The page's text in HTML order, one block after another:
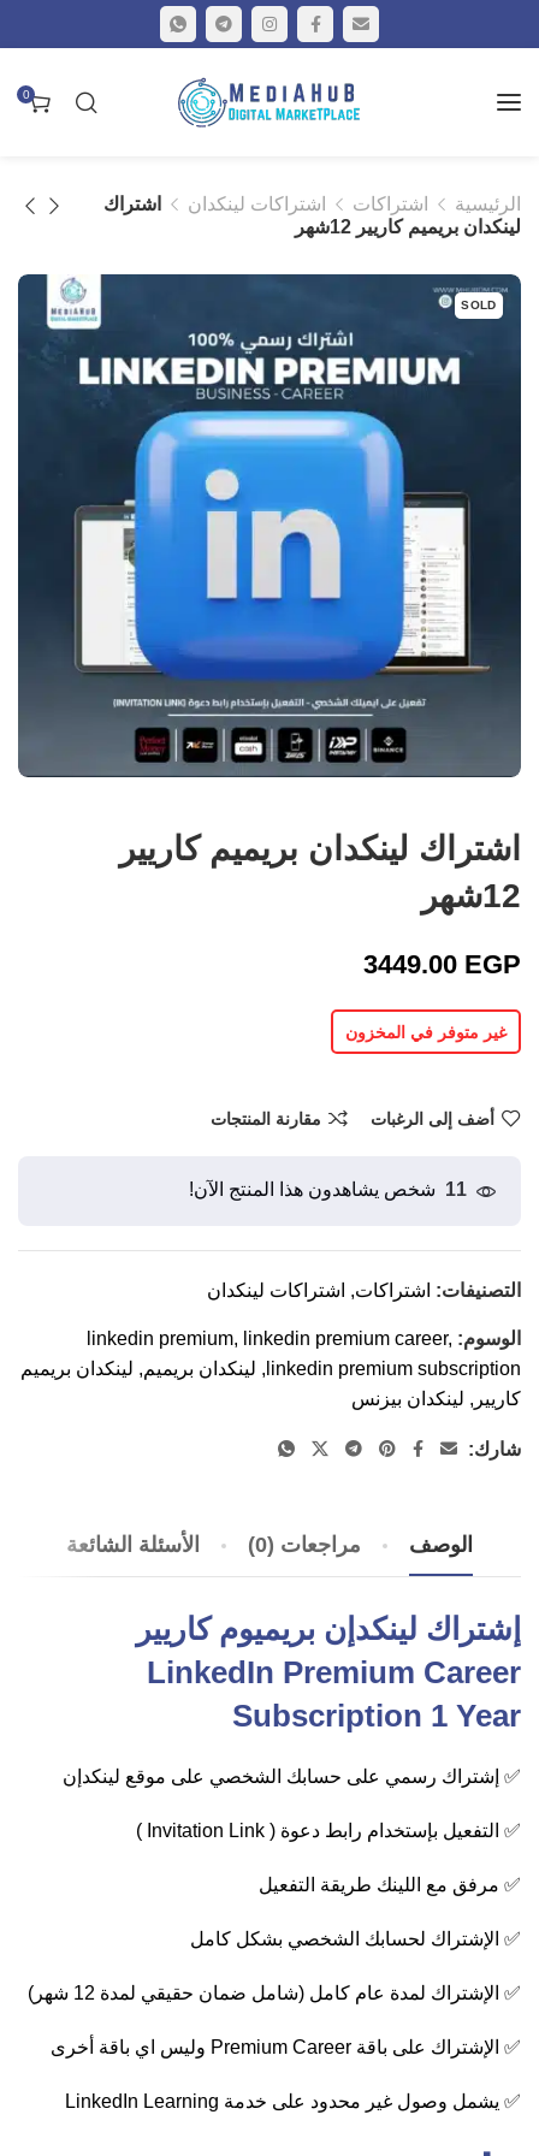
0
الرئيسية اشتراكات اشتراكات لينكدان
اشتراك
لينكدان بريميم كاريير 12شهر
SOLD
اشتراك لينكدان بريميم كاريير
12شهر
3449.00 EGP
غير متوفر في المخزون
أضف إلى الرغبات مقارنة المنتجات
11 شخص يشاهدون هذا المنتج الآن!
التصنيفات: اشتراكات, اشتراكات لينكدان
الوسوم: linkedin premium, linkedin premium career,
linkedin premium subscription
, لينكدان بريميم, لينكدان بريميم
كاريير , لينكدان بيزنس
شارك:
الوصف مراجعات (0) الأسئلة الشائعة
إشتراك لينكدإن بريميوم كاريير
LinkedIn Premium Career
Subscription 1 Year
✅ إشتراك رسمي على حسابك الشخصي على موقع لينكدإن
✅ التفعيل بإستخدام رابط دعوة ( Invitation Link )
✅ مرفق مع اللينك طريقة التفعيل
✅ الإشتراك لحسابك الشخصي بشكل كامل
✅ الإشتراك لمدة عام كامل (شامل ضمان حقيقي لمدة 12 شهر)
✅ الإشتراك على باقة Premium Career وليس اي باقة أخرى
✅ يشمل وصول غير محدود على خدمة LinkedIn Learning